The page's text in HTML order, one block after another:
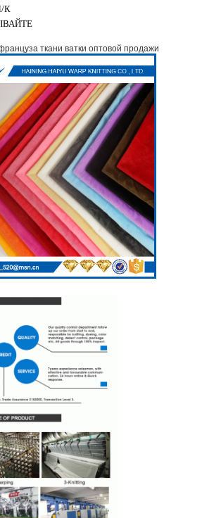
К
ткани ватки оптовой продажи